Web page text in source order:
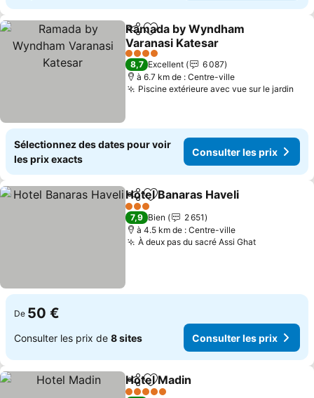
PartagerAjouter à mes favoris
Ramada by Wyndham
Varanasi Katesar
4 Étoiles
8,7 Excellent
6 087
à 6.7 km de : Centre-ville
Piscine extérieure avec vue sur le jardin
Sélectionnez des dates pour voir
les prix exacts
Consulter les prix
PartagerAjouter à mes favoris
Hotel Banaras Haveli
3 Étoiles
7,9 Bien
2 651
à 4.5 km de : Centre-ville
À deux pas du sacré Assi Ghat
De 50 €
Consulter les prix de 8 sites Consulter les prix
PartagerAjouter à mes favoris
Hotel Madin